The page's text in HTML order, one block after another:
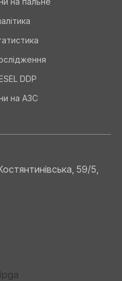
DDP
на АЗС
59/5,